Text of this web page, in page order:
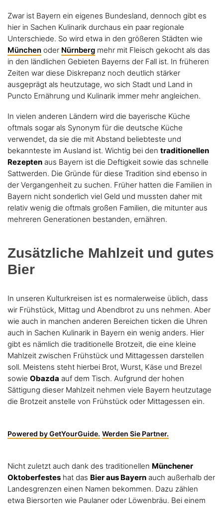
Zwar ist Bayern ein eigenes Bundesland, dennoch gibt es
hier in Sachen Kulinarik durchaus ein paar regionale
Unterschiede. So wird etwa in den größeren Städten wie
München oder Nürnberg mehr mit Fleisch gekocht als das
in den ländlichen Gebieten Bayerns der Fall ist. In früheren
Zeiten war diese Diskrepanz noch deutlich stärker
ausgeprägt als heutzutage, wo sich Stadt und Land in
Puncto Ernährung und Kulinarik immer mehr angleichen.
In vielen anderen Ländern wird die bayerische Küche
oftmals sogar als Synonym für die deutsche Küche
verwendet, da sie die mit Abstand beliebteste und
bekannteste im Ausland ist. Wichtig bei den traditionellen
Rezepten aus Bayern ist die Deftigkeit sowie das schnelle
Sattwerden. Die Gründe für diese Tradition sind ebenso in
der Vergangenheit zu suchen. Früher hatten die Familien in
Bayern nicht sonderlich viel Geld und mussten daher mit
relativ wenig die oftmals großen Familien, die mitunter aus
mehreren Generationen bestanden, ernähren.
Zusätzliche Mahlzeit und gutes
Bier
In unseren Kulturkreisen ist es normalerweise üblich, dass
wir Frühstück, Mittag und Abendbrot zu uns nehmen. Aber
wie auch in manchen anderen Bereichen ticken die Uhren
auch in Sachen Kulinarik in Bayern ein wenig anders. Hier
gibt es nämlich die traditionelle Brotzeit, die eine kleine
Mahlzeit zwischen Frühstück und Mittagessen darstellen
soll. Meistens steht hierbei Brot, Wurst, Käse und Brezel
sowie Obazda auf dem Tisch. Aufgrund der hohen
Sättigung dieser Mahlzeit nehmen viele Bayern heutzutage
die Brotzeit anstelle von Frühstück oder Mittagessen ein.
Powered by GetYourGuide. Werden Sie Partner.
Nicht zuletzt auch dank des traditionellen Münchener
Oktoberfestes hat das Bier aus Bayern auch außerhalb der
Landesgrenzen einen Namen bekommen. Dazu zählen
etwa Biersorten wie Paulaner oder Löwenbräu. Bei einem